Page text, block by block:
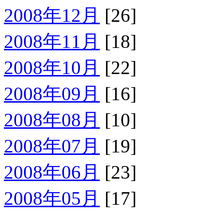
2008年12月 [26]
2008年11月 [18]
2008年10月 [22]
2008年09月 [16]
2008年08月 [10]
2008年07月 [19]
2008年06月 [23]
2008年05月 [17]